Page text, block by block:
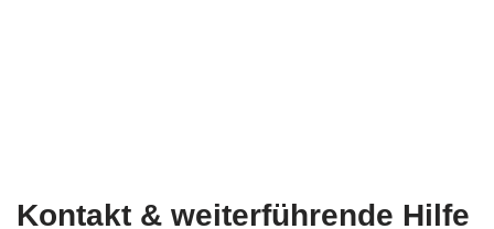
Kontakt & weiterführende Hilfe